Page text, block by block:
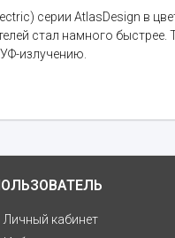
серии AtlasDesign в
стал намного быстрее.
излучению.
Личный кабинет